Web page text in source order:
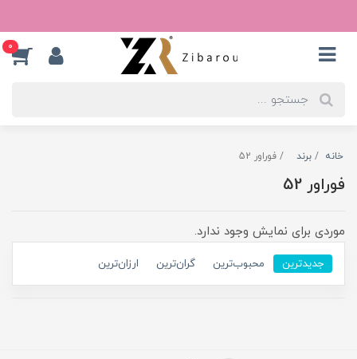
0
خانه برند فوراور 52
فوراور 52
موردی برای نمایش وجود ندارد.
جدیدترین محبوب‌ترین گران‌ترین ارزان‌ترین